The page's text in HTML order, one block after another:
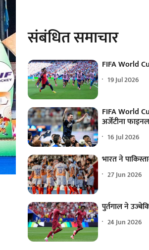
संबंधित समाचार
FIFA World
19 Jul 2026
FIFA World
अर्जेंटीना
16 Jul 2026
भारत ने
27 Jun 2026
पुर्तगाल ने
24 Jun 2026